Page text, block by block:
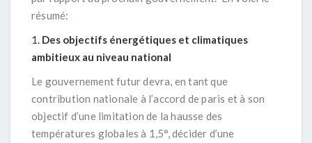
résumé:
Des objectifs énergétiques et climatiques
ambitieux au niveau national
Le gouvernement futur devra, en tant que
contribution nationale à l’accord de paris et à son
objectif d’une limitation de la hausse des
températures globales à 1,5°, décider d’une